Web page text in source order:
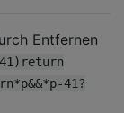
Entfernen
41?